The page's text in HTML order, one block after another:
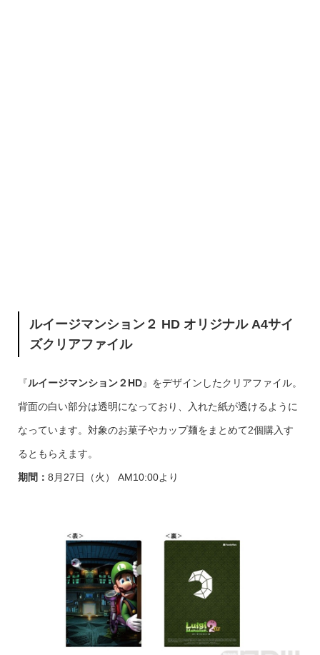
ルイージマンション２ HD オリジナル A4サイ
ズクリアファイル
『ルイージマンション２HD』をデザインしたクリアファイル。
背面の白い部分は透明になっており、入れた紙が透けるように
なっています。対象のお菓子やカップ麺をまとめて2個購入す
るともらえます。
期間： 8月27日（火） AM10:00より